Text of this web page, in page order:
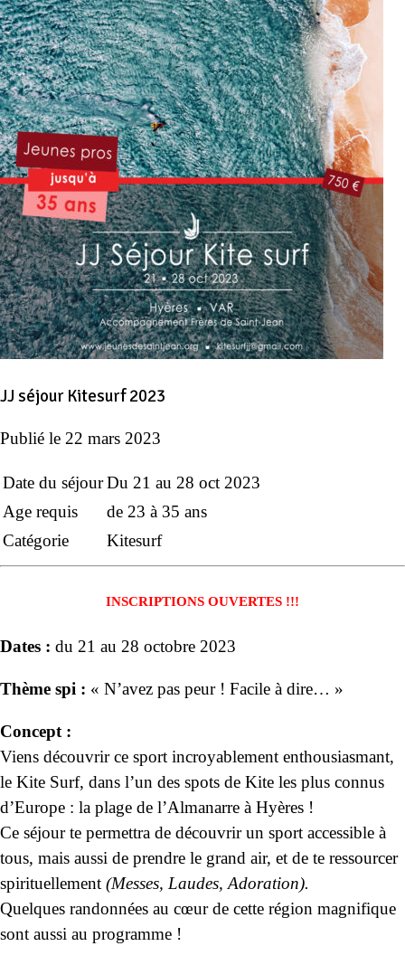
JJ séjour Kitesurf 2023
Publié le 22 mars 2023
Date du séjourDu 21 au 28 oct 2023
Age requis
de 23 à 35 ans
Catégorie
Kitesurf
INSCRIPTIONS OUVERTES !!!
Dates : du 21 au 28 octobre 2023
Thème spi : « N’avez pas peur ! Facile à dire… »
Concept :
Viens découvrir ce sport incroyablement enthousiasmant,
le Kite Surf, dans l’un des spots de Kite les plus connus
d’Europe : la plage de l’Almanarre à Hyères !
Ce séjour te permettra de découvrir un sport accessible à
tous, mais aussi de prendre le grand air, et de te ressourcer
spirituellement (Messes, Laudes, Adoration).
Quelques randonnées au cœur de cette région magnifique
sont aussi au programme !